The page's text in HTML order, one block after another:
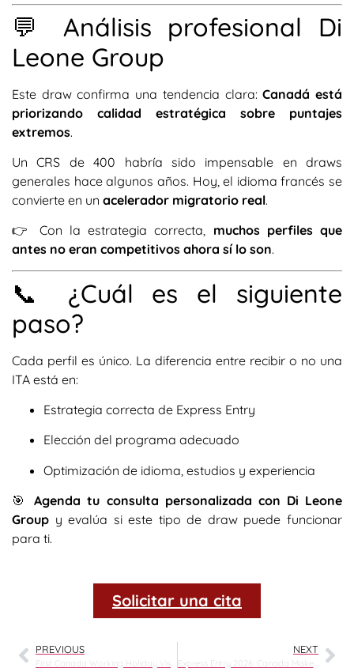
💬 Análisis profesional Di
Leone Group
Este draw confirma una tendencia clara:Canadá está
priorizando calidad estratégica sobre puntajes
extremos.
Un CRS de 400 habría sido impensable en draws
generales hace algunos años. Hoy, el idioma francés se
convierte en un acelerador migratorio real.
👉 Con la estrategia correcta, muchos perfiles que
antes no eran competitivos ahora sí lo son.
📞 ¿Cuál es el siguiente
paso?
Cada perfil es único. La diferencia entre recibir o no una
ITA está en:
Estrategia correcta de Express Entry
Elección del programa adecuado
Optimización de idioma, estudios y experiencia
🎯Agenda tu consulta personalizada con Di Leone
Group y evalúa si este tipo de draw puede funcionar
para ti.
Solicitar una cita
PREVIOUS NEXT